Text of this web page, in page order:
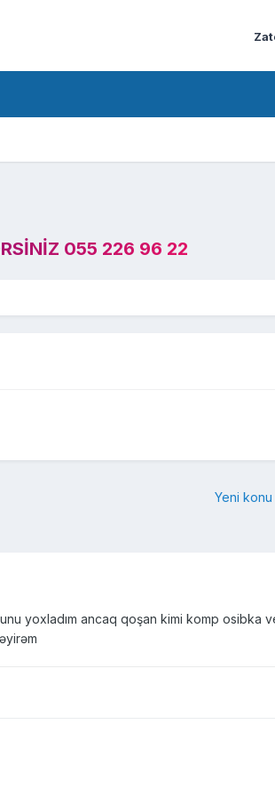
055 226 96 22
Yeni konu
yoxladım ancaq qoşan kimi komp osibka